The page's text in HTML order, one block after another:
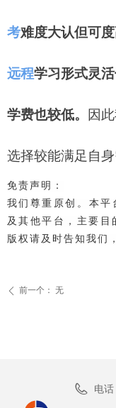
考难度大认但可度
远程学习形式灵
学费也较低。 因
选择较能满足自身
免责声明：
我们 尊重原创 。本平
及其他平台，主要目
版权请及时告知我们
ꄴ 前一个： 无
电话